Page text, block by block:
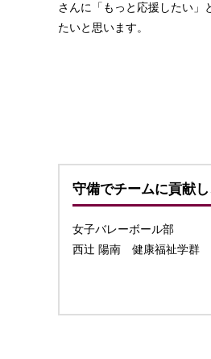
さんに「もっと応援したい」
たいと思います。
守備でチームに貢献
女子バレーボール部
西辻 陽南 健康福祉学群